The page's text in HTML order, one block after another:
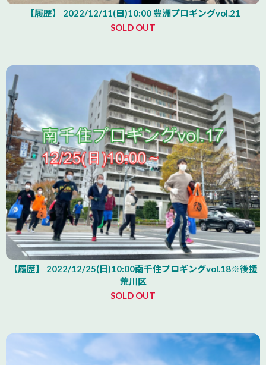
【履歴】 2022/12/11(日)10:00 豊洲プロギングvol.21
SOLD OUT
【履歴】 2022/12/25(日)10:00南千住プロギングvol.18※後援
荒川区
SOLD OUT